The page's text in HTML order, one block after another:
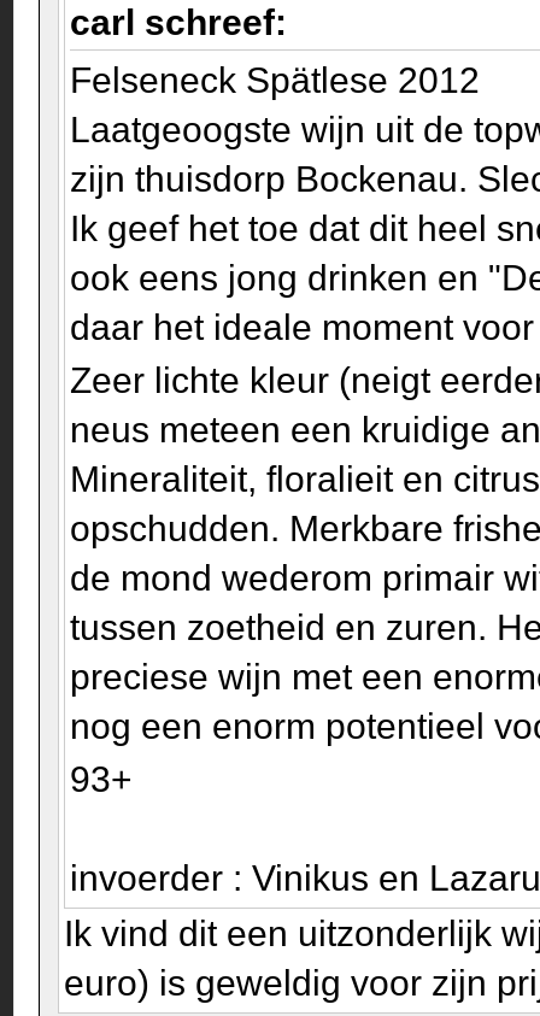
carl schreef:
Felseneck Spätlese 2012
Laatgeoogste wijn uit de
zijn thuisdorp Bockenau.
Ik geef het toe dat dit heel
ook eens jong drinken en
daar het ideale moment
Zeer lichte kleur (neigt
neus meteen een kruidige
Mineraliteit, floralieit en
opschudden. Merkbare
de mond wederom primair
tussen zoetheid en zuren.
preciese wijn met een
nog een enorm potentieel
93+
invoerder : Vinikus en
Ik vind dit een uitzonderlijk
euro) is geweldig voor zijn